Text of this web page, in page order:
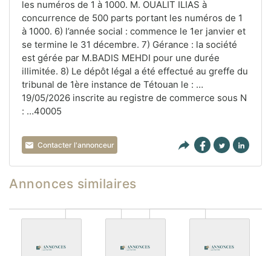
les numéros de 1 à 1000. M. OUALIT ILIAS à
concurrence de 500 parts portant les numéros de 1
à 1000. 6) l’année social : commence le 1er janvier et
se termine le 31 décembre. 7) Gérance : la société
est gérée par M.BADIS MEHDI pour une durée
illimitée. 8) Le dépôt légal a été effectué au greffe du
tribunal de 1ère instance de Tétouan le : …
19/05/2026 inscrite au registre de commerce sous N
: …40005
Contacter l'annonceur
Annonces similaires